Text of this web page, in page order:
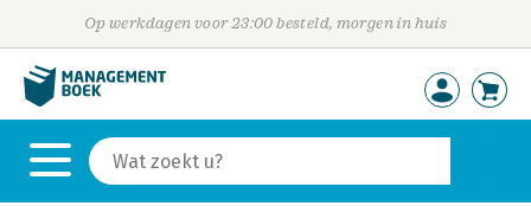
Op werkdagen voor 23:00 besteld, morgen in huis